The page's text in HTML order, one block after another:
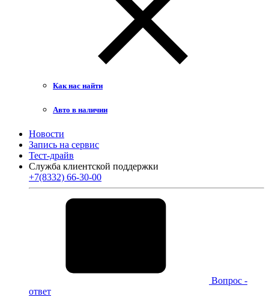
Как нас найти
Авто в наличии
Новости
Запись на сервис
Тест-драйв
Служба клиентской поддержки
+7(8332) 66-30-00
Вопрос -
ответ